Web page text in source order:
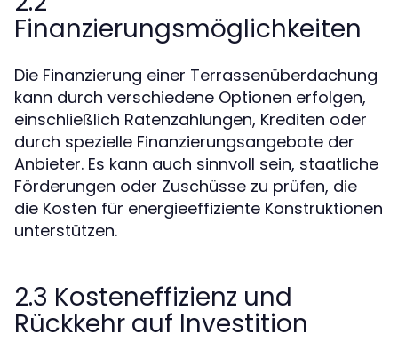
Finanzierungsmöglichkeiten
Die Finanzierung einer Terrassenüberdachung
kann durch verschiedene Optionen erfolgen,
einschließlich Ratenzahlungen, Krediten oder
durch spezielle Finanzierungsangebote der
Anbieter. Es kann auch sinnvoll sein, staatliche
Förderungen oder Zuschüsse zu prüfen, die
die Kosten für energieeffiziente Konstruktionen
unterstützen.
2.3 Kosteneffizienz und
Rückkehr auf Investition